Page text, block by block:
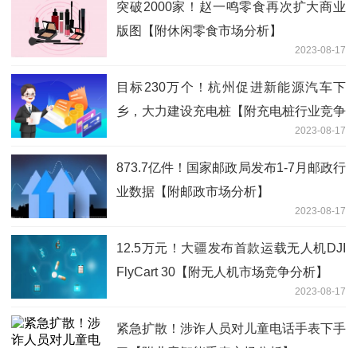
突破2000家！赵一鸣零食再次扩大商业
版图【附休闲零食市场分析】
2023-08-17
目标230万个！杭州促进新能源汽车下
乡，大力建设充电桩【附充电桩行业竞争
2023-08-17
873.7亿件！国家邮政局发布1-7月邮政行
业数据【附邮政市场分析】
2023-08-17
12.5万元！大疆发布首款运载无人机DJI
FlyCart 30【附无人机市场竞争分析】
2023-08-17
紧急扩散！涉诈人员对儿童电话手表下手